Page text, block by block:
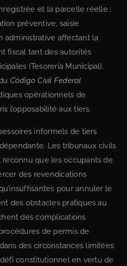
et la parcelle réelle ;
préventive, saisie
administrative affectant la
fiscal tant des autorités
(Tesorería Municipal).
Código Civil Federal
opérationnels de
l’opposabilité aux tiers.
informels de tiers
Les tribunaux civils
reconnu que les occupants de
des revendications
pour annuler le
des obstacles pratiques au
des complications
de permis de
des circonstances limitées
constitutionnel en vertu de